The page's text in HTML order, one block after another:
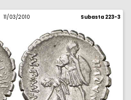
11/03/2010 Subasta 223-3